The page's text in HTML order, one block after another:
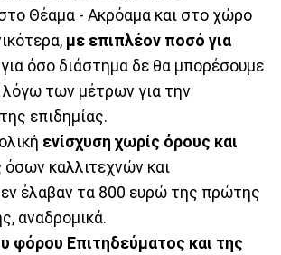
Θέαμα - Ακρόαμα και στο χώρο
με επιπλέον ποσό για
για όσο διάστημα δε θα μπορέσουμε
των μέτρων για την
επιδημίας.
ενίσχυση χωρίς όρους και
όσων καλλιτεχνών και
έλαβαν τα 800 ευρώ της πρώτης
αναδρομικά.
φόρου Επιτηδεύματος και της